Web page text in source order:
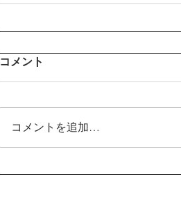
コメント
コメントを追加…